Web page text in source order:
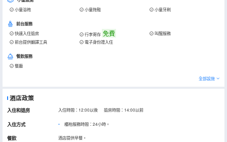
小童浴袍 小童拖鞋 小童牙刷
前台服務
快速入住退房 行李寄存 免費
叫醒服務
前台提供翻譯工具
電子身份證入住
餐飲服務
餐廳
全部設施
酒店政策
入住和退房 入住時間：12:00以後 退房時間：14:00以前
入住方式 櫃枱服務時間：24小時。
餐飲 酒店提供早餐。